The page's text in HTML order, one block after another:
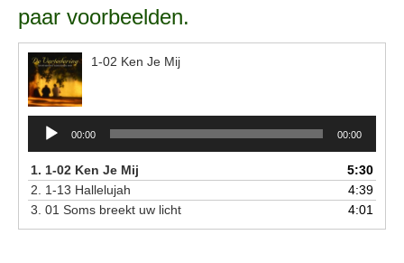
paar voorbeelden.
1-02 Ken Je Mij
Audiospeler
00:00 00:00
1. 1-02 Ken Je Mij
5:30
2. 1-13 Hallelujah
4:39
3. 01 Soms breekt uw licht 4:01